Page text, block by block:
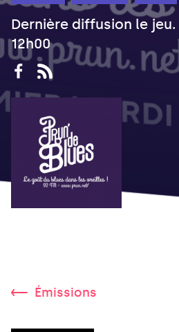
Dernière diffusion le
12h00
Émissions